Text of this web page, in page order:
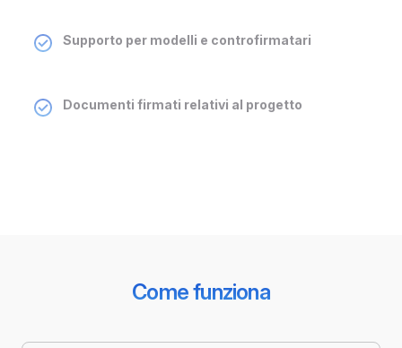
Supporto per modelli e controfirmatari
Documenti firmati relativi al progetto
Come funziona